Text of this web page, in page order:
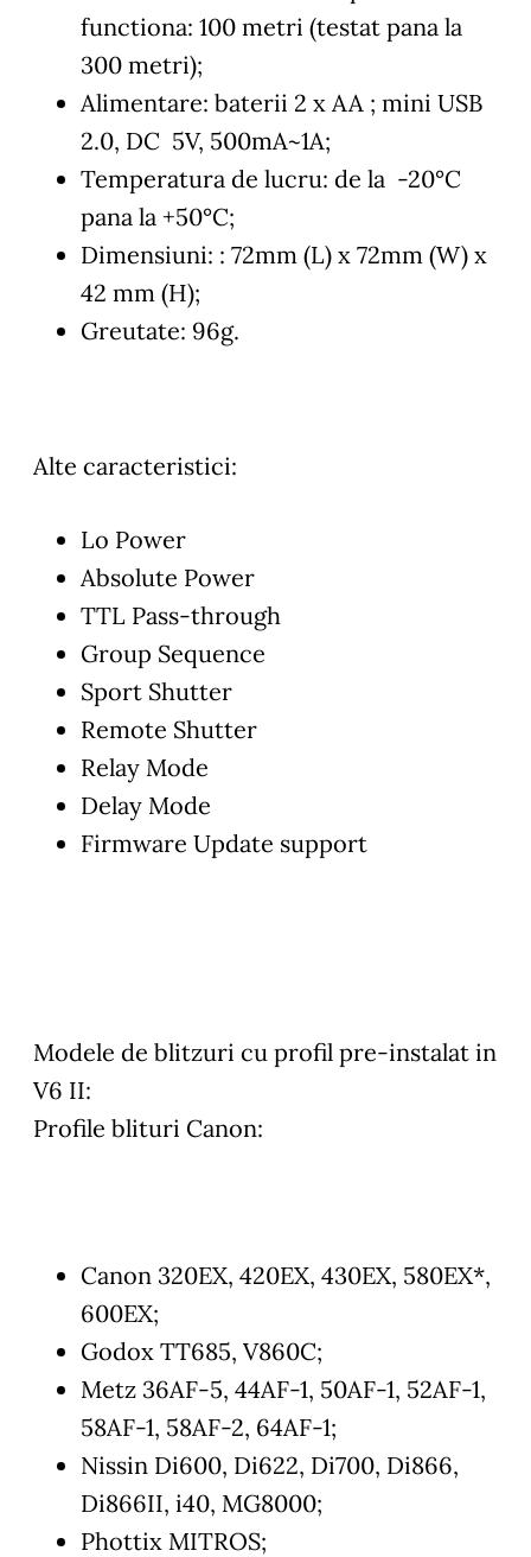
functiona: 100 metri (testat pana la
300 metri);
Alimentare: baterii 2 x AA ; mini USB
2.0, DC 5V, 500mA~1A;
Temperatura de lucru: de la -20°C
pana la +50°C;
Dimensiuni: : 72mm (L) x 72mm (W) x
42 mm (H);
Greutate: 96g.
Alte caracteristici:
Lo Power
Absolute Power
TTL Pass-through
Group Sequence
Sport Shutter
Remote Shutter
Relay Mode
Delay Mode
Firmware Update support
Modele de blitzuri cu profil pre-instalat in
V6 II:
Profile blituri Canon:
Canon 320EX, 420EX, 430EX, 580EX*,
600EX;
Godox TT685, V860C;
Metz 36AF-5, 44AF-1, 50AF-1, 52AF-1,
58AF-1, 58AF-2, 64AF-1;
Nissin Di600, Di622, Di700, Di866,
Di866II, i40, MG8000;
Phottix MITROS;